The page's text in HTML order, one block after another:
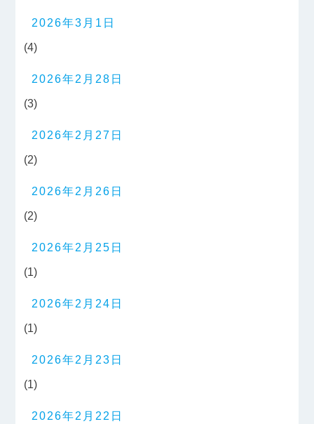
2026年3月1日
(4)
2026年2月28日
(3)
2026年2月27日
(2)
2026年2月26日
(2)
2026年2月25日
(1)
2026年2月24日
(1)
2026年2月23日
(1)
2026年2月22日